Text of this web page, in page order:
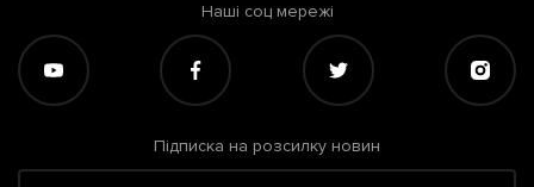
Наші соц мережі
Підписка на розсилку новин